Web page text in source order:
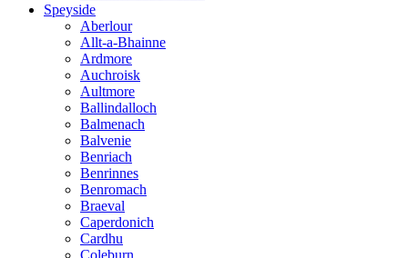
Speyside
Aberlour
Allt-a-Bhainne
Ardmore
Auchroisk
Aultmore
Ballindalloch
Balmenach
Balvenie
Benriach
Benrinnes
Benromach
Braeval
Caperdonich
Cardhu
Coleburn